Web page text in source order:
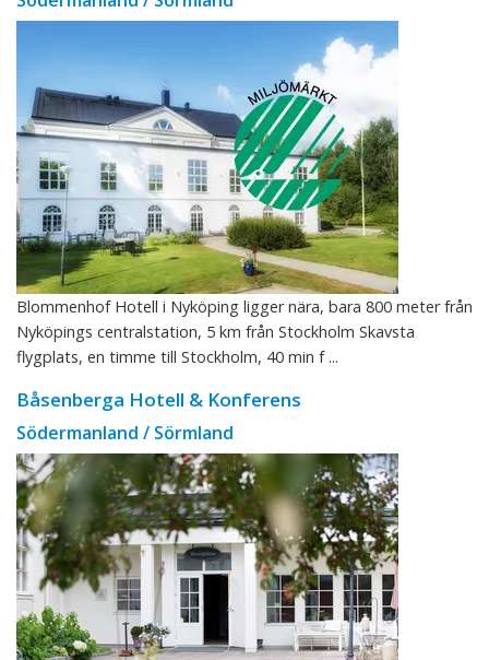
Blommenhof Hotell i Nyköping ligger nära, bara 800 meter från
Nyköpings centralstation, 5 km från Stockholm Skavsta
flygplats, en timme till Stockholm, 40 min f ...
Båsenberga Hotell & Konferens
Södermanland / Sörmland